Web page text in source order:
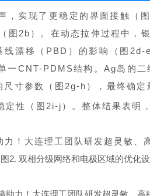
实现了更稳定的界面接触（
图2b）。在动态拉伸过程中，
漂移（PBD）的影响（图
CNT-PDMS结构。Ag岛的
寸参数（图2g-h），最终确定
性（图2i-j）。整体结果表
图2. 双相分级网络和电极区域的优化设